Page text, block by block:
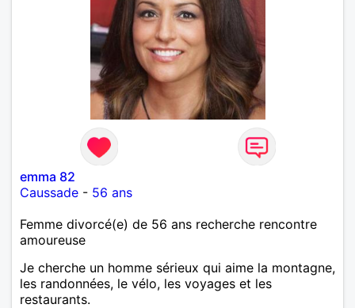
emma 82
Caussade - 56 ans
Femme divorcé(e) de 56 ans recherche rencontre
amoureuse
Je cherche un homme sérieux qui aime la montagne,
les randonnées, le vélo, les voyages et les
restaurants.